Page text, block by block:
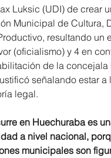
Luksic (UDI) de crear
Municipal de Cultura,
resultando un
(oficialismo) y 4 en
de la concejala
señalando estar a
legal.
en Huechuraba es
a nivel nacional,
municipales son